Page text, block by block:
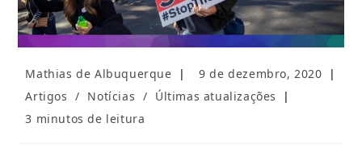
Autor
post:
Mathias de Albuquerque
Post
9 de dezembro, 2020
Categoria
post:
Artigos / Notícias / Últimas atualizações
Tempo
3 minutos de leitura